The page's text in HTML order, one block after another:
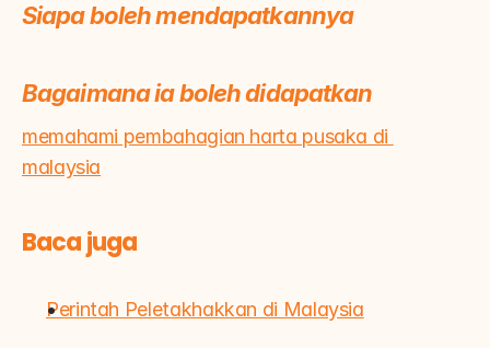
Siapa boleh mendapatkannya
Bagaimana ia boleh didapatkan
memahami pembahagian harta pusaka di
malaysia
Baca juga
Perintah Peletakhakkan di Malaysia